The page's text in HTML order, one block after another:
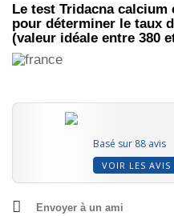
Le test Tridacna
pour déterminer le taux
(valeur idéale entre 380
Basé sur 88 avis
VOIR LES AVIS
Envoyer à un ami